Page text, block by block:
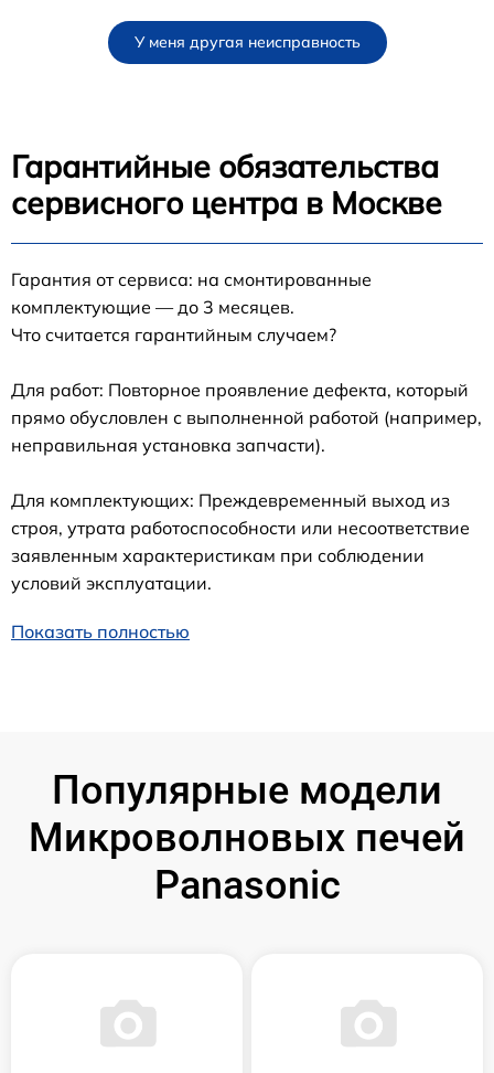
У меня другая неисправность
Гарантийные обязательства
сервисного центра в Москве
Гарантия от сервиса: на смонтированные
комплектующие — до 3 месяцев.
Что считается гарантийным случаем?
Для работ: Повторное проявление дефекта, который
прямо обусловлен с выполненной работой (например,
неправильная установка запчасти).
Для комплектующих: Преждевременный выход из
строя, утрата работоспособности или несоответствие
заявленным характеристикам при соблюдении
условий эксплуатации.
Показать полностью
Популярные модели
Микроволновых печей
Panasonic